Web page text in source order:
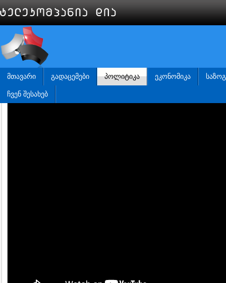
ᲛᲗᲐᲕᲐᲠᲘ ᲒᲐᲓᲐᲪᲔᲛᲔᲑᲘ ᲞᲝᲚᲘᲢᲘᲙᲐ ᲔᲙᲝᲜᲝᲛᲘᲙᲐ
ᲩᲕᲔᲜ ᲨᲔᲡᲐᲮᲔᲑ